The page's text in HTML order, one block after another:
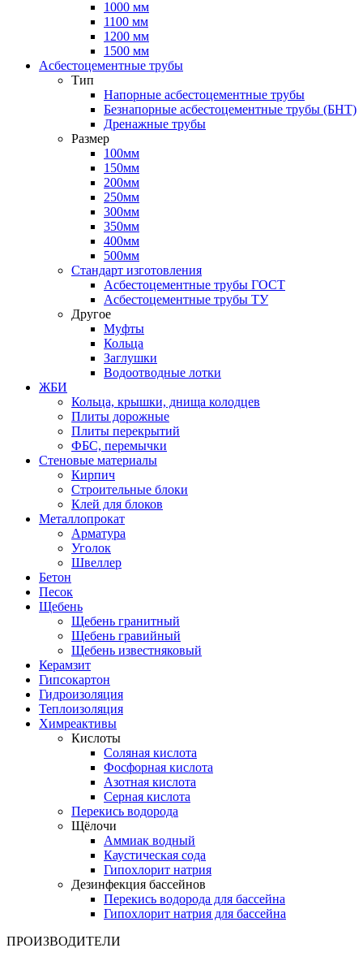
1000 мм
1100 мм
1200 мм
1500 мм
Асбестоцементные трубы
Тип
Напорные асбестоцементные трубы
Безнапорные асбестоцементные трубы (БНТ)
Дренажные трубы
Размер
100мм
150мм
200мм
250мм
300мм
350мм
400мм
500мм
Стандарт изготовления
Асбестоцементные трубы ГОСТ
Асбестоцементные трубы ТУ
Другое
Муфты
Кольца
Заглушки
Водоотводные лотки
ЖБИ
Кольца, крышки, днища колодцев
Плиты дорожные
Плиты перекрытий
ФБС, перемычки
Стеновые материалы
Кирпич
Строительные блоки
Клей для блоков
Металлопрокат
Арматура
Уголок
Швеллер
Бетон
Песок
Щебень
Щебень гранитный
Щебень гравийный
Щебень известняковый
Керамзит
Гипсокартон
Гидроизоляция
Теплоизоляция
Химреактивы
Кислоты
Соляная кислота
Фосфорная кислота
Азотная кислота
Серная кислота
Перекись водорода
Щёлочи
Аммиак водный
Каустическая сода
Гипохлорит натрия
Дезинфекция бассейнов
Перекись водорода для бассейна
Гипохлорит натрия для бассейна
ПРОИЗВОДИТЕЛИ